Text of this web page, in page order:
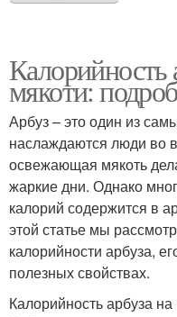
Калорийность
мякоти:
Арбуз – это один из
наслаждаются люди во
освежающая мякоть
жаркие дни. Однако
калорий содержится в
этой статье мы
калорийности арбуза,
полезных свойствах.
Калорийность арбуза